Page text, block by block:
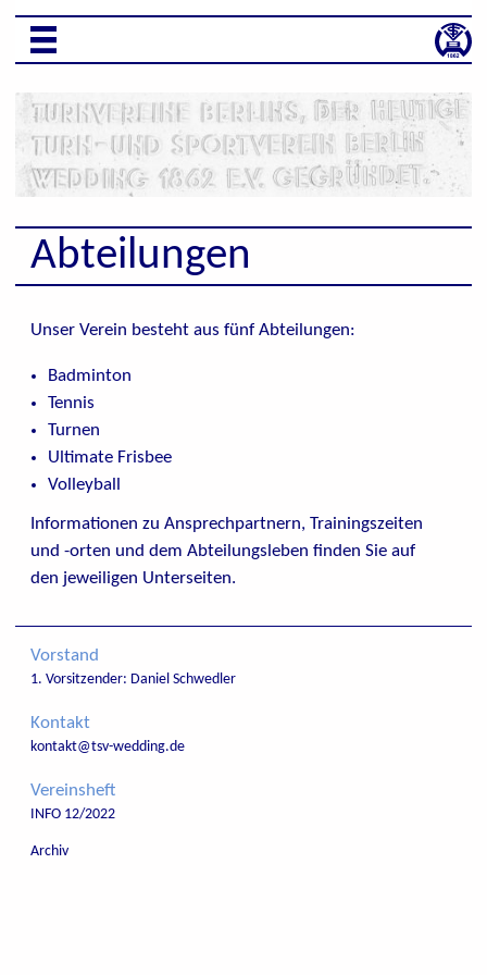
Abteilungen
Unser Verein besteht aus fünf Abteilungen:
Badminton
Tennis
Turnen
Ultimate Frisbee
Volleyball
Informationen zu Ansprechpartnern, Trainingszeiten
und -orten und dem Abteilungsleben finden Sie auf
den jeweiligen Unterseiten.
Vorstand
1. Vorsitzender: Daniel Schwedler
Kontakt
kontakt@tsv-wedding.de
Vereinsheft
INFO 12/2022
Archiv